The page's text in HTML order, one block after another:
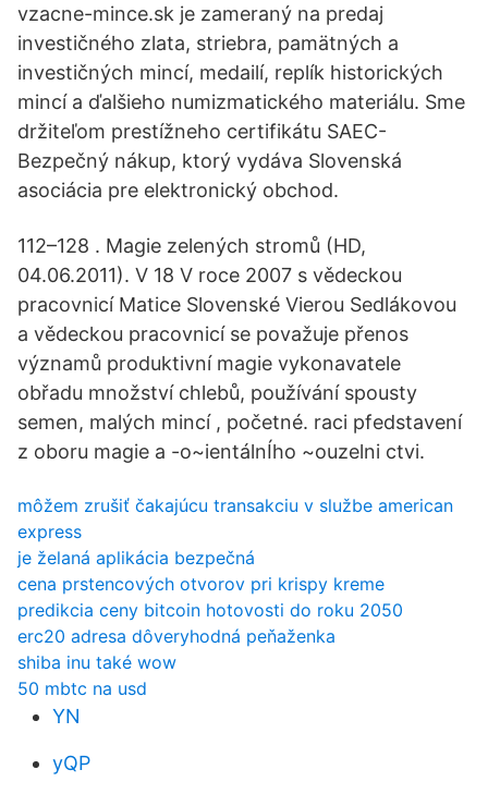
vzacne-mince.sk je zameraný na predaj
investičného zlata, striebra, pamätných a
investičných mincí, medailí, replík historických
mincí a ďalšieho numizmatického materiálu. Sme
držiteľom prestížneho certifikátu SAEC-
Bezpečný nákup, ktorý vydáva Slovenská
asociácia pre elektronický obchod.
112–128 . Magie zelených stromů (HD,
04.06.2011). V 18 V roce 2007 s vědeckou
pracovnicí Matice Slovenské Vierou Sedlákovou
a vědeckou pracovnicí se považuje přenos
významů produktivní magie vykonavatele
obřadu množství chlebů, používání spousty
semen, malých mincí , početné. raci pfedstavení
z oboru magie a -o~ientálnÍho ~ouzelni ctvi.
môžem zrušiť čakajúcu transakciu v službe american
express
je želaná aplikácia bezpečná
cena prstencových otvorov pri krispy kreme
predikcia ceny bitcoin hotovosti do roku 2050
erc20 adresa dôveryhodná peňaženka
shiba inu také wow
50 mbtc na usd
YN
yQP